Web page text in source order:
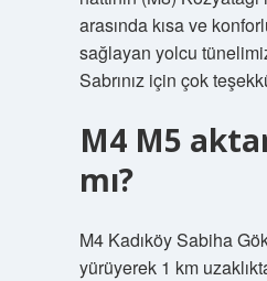
arasında kısa ve
sağlayan yolcu
Sabrınız için çok
M4 M5
mı?
M4 Kadıköy Sabiha
yürüyerek 1 km